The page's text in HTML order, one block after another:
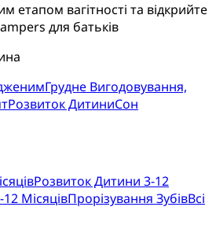
етапом вагітності та відкрийте
для батьків
Грудне Вигодовування,
Розвиток ДитиниСон
Розвиток Дитини 3-12
МісяцівПрорізування ЗубівВсі